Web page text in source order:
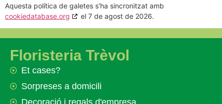
Aquesta política de galetes s'ha sincronitzat amb
cookiedatabase.org
el 7 de agost de 2026.
Floristeria Trèvol
Et cases?
Sorpreses a domicili